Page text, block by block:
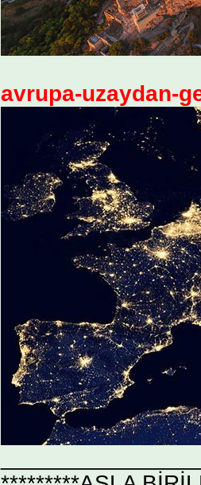
avrupa-uzaydan-